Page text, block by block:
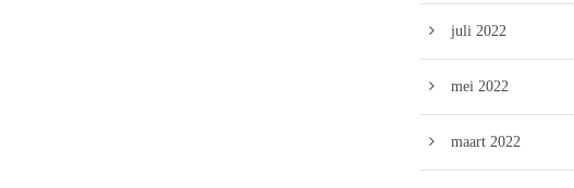
juli 2022
mei 2022
maart 2022